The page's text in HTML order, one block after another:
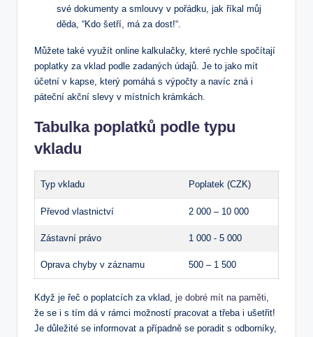
své dokumenty a smlouvy v⁢ pořádku, jak ⁤říkal můj
děda, ⁤“Kdo šetří, má ​za‌ dost!“.
Můžete ⁣také využít online kalkulačky, které rychle spočítají
poplatky⁤ za vklad​ podle zadaných údajů. ‌Je to jako⁢ mít
účetní v kapse, který pomáhá s ⁤výpočty a navíc zná i
páteční akční slevy⁤ v místních​ krámkách.
Tabulka poplatků‌ podle typu
vkladu
Typ vkladu Poplatek (CZK)
Převod vlastnictví 2 000 – 10 000
Zástavní právo 1‍ 000 ⁤- ⁤5 000
Oprava chyby v záznamu 500 – ​1⁣ 500
Když‌ je řeč‍ o poplatcích za vklad, je dobré mít na paměti,
že se i s tím dá⁤ v rámci možností pracovat a třeba i ušetřit!‌
Je důležité se ‍informovat⁢ a případně ​se poradit s ⁤odborníky,